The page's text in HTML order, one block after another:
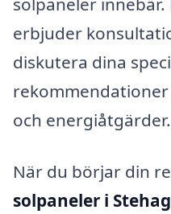
erbjuder
diskutera dina
och energiåtgärder.
När du börjar din
solpaneler i Stehag